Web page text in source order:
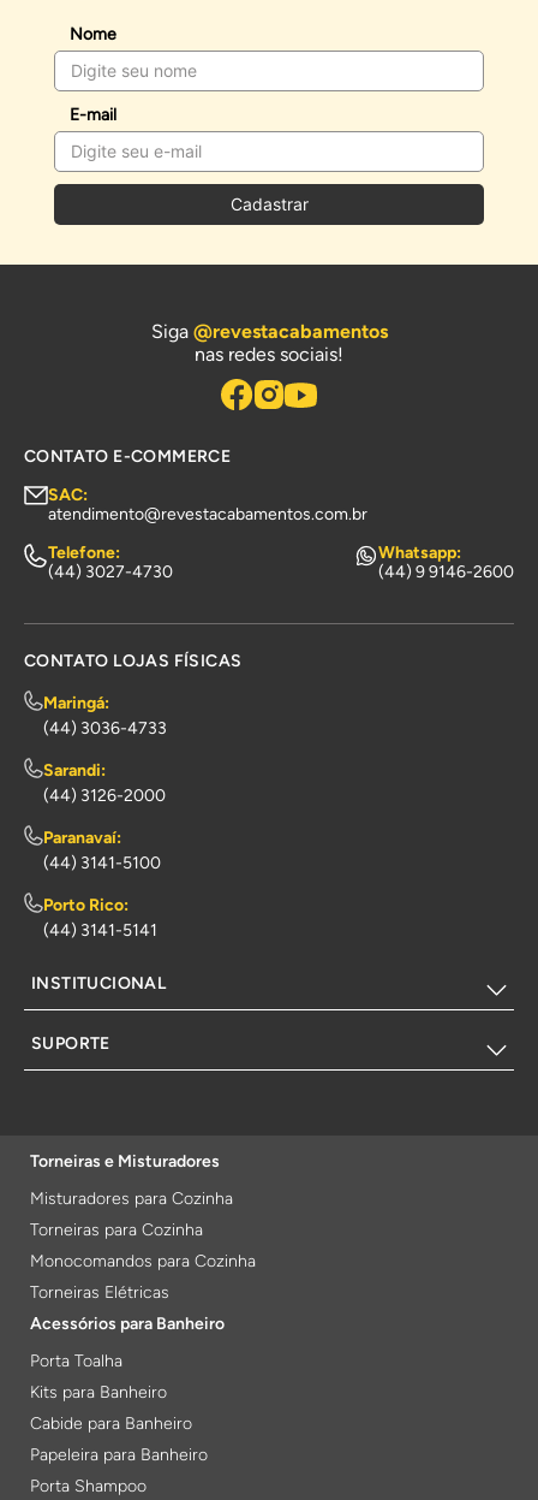
Nome
E-mail
Cadastrar
Siga @revestacabamentos
nas redes sociais!
CONTATO E-COMMERCE
SAC:
atendimento@revestacabamentos.com.br
Telefone:
(44) 3027-4730
Whatsapp:
(44) 9 9146-2600
CONTATO LOJAS FÍSICAS
Maringá:
(44) 3036-4733
Sarandi:
(44) 3126-2000
Paranavaí:
(44) 3141-5100
Porto Rico:
(44) 3141-5141
INSTITUCIONAL
SUPORTE
Torneiras e Misturadores
Misturadores para Cozinha
Torneiras para Cozinha
Monocomandos para Cozinha
Torneiras Elétricas
Acessórios para Banheiro
Porta Toalha
Kits para Banheiro
Cabide para Banheiro
Papeleira para Banheiro
Porta Shampoo